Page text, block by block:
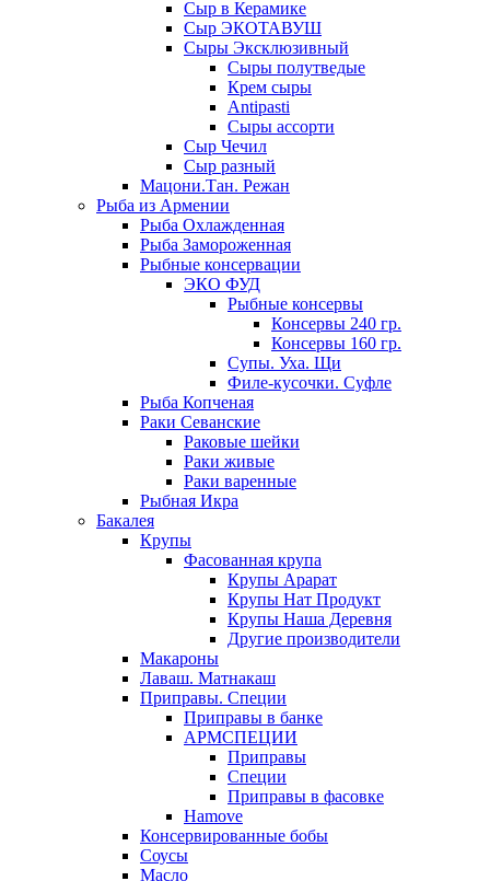
Сыр в Керамике
Сыр ЭКОТАВУШ
Сыры Эксклюзивный
Сыры полутведые
Крем сыры
Antipasti
Сыры ассорти
Сыр Чечил
Сыр разный
Мацони.Тан. Режан
Рыба из Армении
Рыба Охлажденная
Рыба Замороженная
Рыбные консервации
ЭКО ФУД
Рыбные консервы
Консервы 240 гр.
Консервы 160 гр.
Супы. Уха. Щи
Филе-кусочки. Суфле
Рыба Копченая
Раки Севанские
Раковые шейки
Раки живые
Раки варенные
Рыбная Икра
Бакалея
Крупы
Фасованная крупа
Крупы Арарат
Крупы Нат Продукт
Крупы Наша Деревня
Другие производители
Макароны
Лаваш. Матнакаш
Приправы. Специи
Приправы в банке
АРМСПЕЦИИ
Приправы
Специи
Приправы в фасовке
Hamove
Консервированные бобы
Соусы
Масло